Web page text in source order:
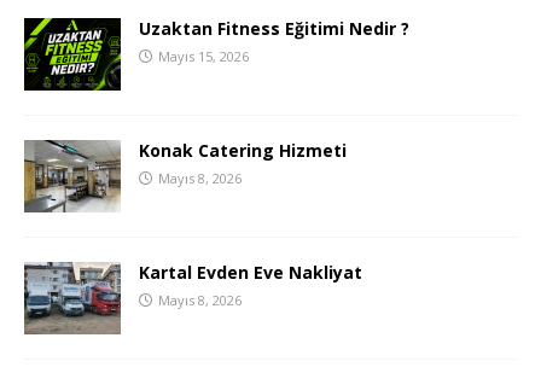
Uzaktan Fitness Eğitimi Nedir ?
Mayıs 15, 2026
Konak Catering Hizmeti
Mayıs 8, 2026
Kartal Evden Eve Nakliyat
Mayıs 8, 2026